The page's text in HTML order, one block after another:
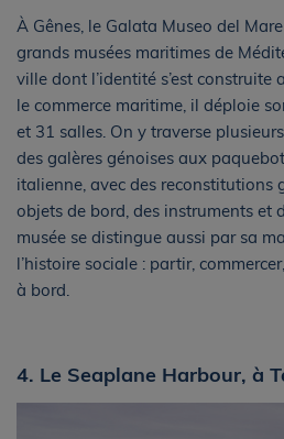
À Gênes, le Galata Museo del
grands musées maritimes de
ville dont l’identité s’est construite
le commerce maritime, il déploie
et 31 salles. On y traverse
des galères génoises aux
italienne, avec des reconstitutions
objets de bord, des instruments et
musée se distingue aussi par sa
l’histoire sociale : partir,
à bord.
4. Le Seaplane Harbour, à